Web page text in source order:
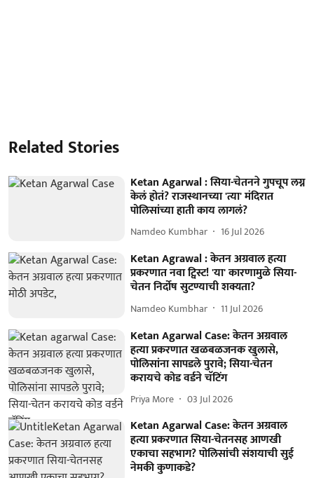
Related Stories
Ketan Agarwal : सिया-चेतनने गुपचूप लग्न
केलं होतं? राजस्थानच्या 'त्या' मंदिरात
पोलिसांच्या हाती काय लागलं?
Namdeo Kumbhar 16 Jul 2026
Ketan Agrawal : केतन अग्रवाल हत्या
प्रकरणात नवा ट्विस्ट! 'या' कारणामुळे सिया-
चेतन निर्दोष सुटण्याची शक्यता?
Namdeo Kumbhar 11 Jul 2026
Ketan Agarwal Case: केतन अग्रवाल
हत्या प्रकरणात खळबळजनक खुलासे,
पोलिसांना सापडले पुरावे; सिया-चेतन
करायचे कोड वर्डने चॅटिंग
Priya More 03 Jul 2026
Ketan Agarwal Case: केतन अग्रवाल
हत्या प्रकरणात सिया-चेतनसह आणखी
एकाचा सहभाग? पोलिसांची संशयाची सुई
नेमकी कुणाकडे?